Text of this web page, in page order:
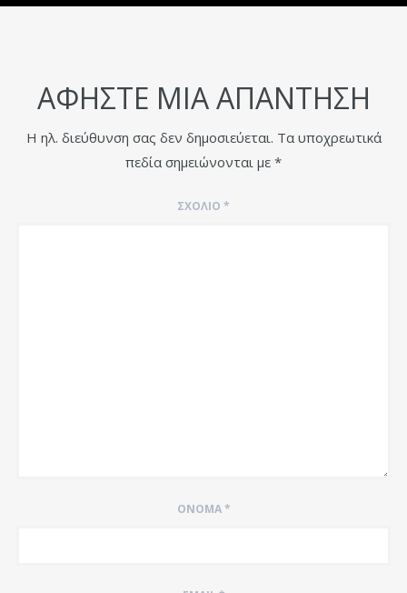
ΑΦΉΣΤΕ ΜΙΑ ΑΠΆΝΤΗΣΗ
Η ηλ. διεύθυνση σας δεν δημοσιεύεται. Τα υποχρεωτικά
πεδία σημειώνονται με *
ΣΧΌΛΙΟ *
ΌΝΟΜΑ*